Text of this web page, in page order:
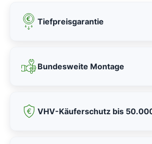
Tiefpreisgarantie
Bundesweite Montage
VHV-Käuferschutz bis